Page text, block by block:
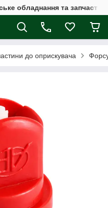
обладнання та
до оприскувача